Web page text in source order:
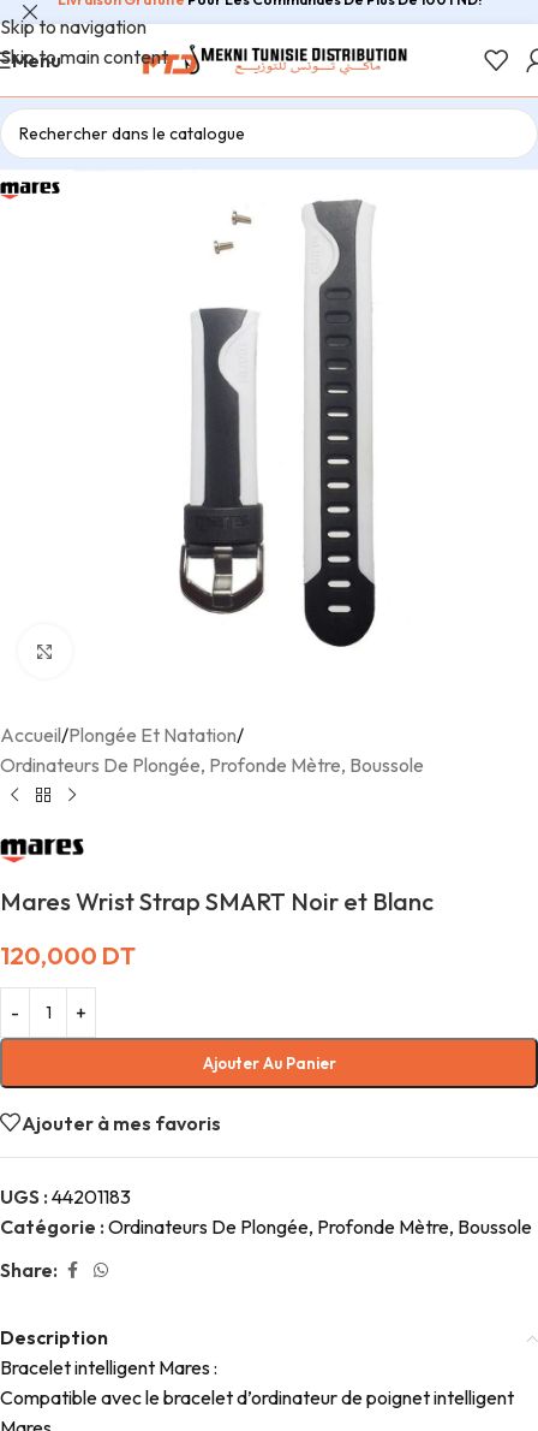
Skip to navigation
Skip to main content
Menu
Accueil/Plongée Et Natation/
Ordinateurs De Plongée, Profonde Mètre, Boussole
Mares Wrist Strap SMART Noir et Blanc
120,000 DT
Ajouter Au Panier
Ajouter à mes favoris
UGS : 44201183
Catégorie : Ordinateurs De Plongée, Profonde Mètre, Boussole
Share:
Description
Bracelet intelligent Mares :
Compatible avec le bracelet d’ordinateur de poignet intelligent